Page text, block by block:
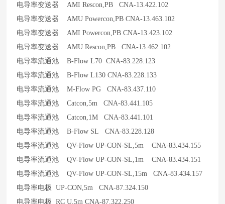
电导率变送器 AMI Rescon,PB CNA-13.422.102
电导率变送器 AMU Powercon,PB CNA-13.463.102
电导率变送器 AMI Powercon,PB CNA-13.423.102
电导率变送器 AMU Rescon,PB CNA-13.462.102
电导率流通池 B-Flow L70 CNA-83.228.123
电导率流通池 B-Flow L130 CNA-83.228.133
电导率流通池 M-Flow PG CNA-83.437.110
电导率流通池 Catcon,5m CNA-83.441.105
电导率流通池 Catcon,1M CNA-83.441.101
电导率流通池 B-Flow SL CNA-83.228.128
电导率流通池 QV-Flow UP-CON-SL,5m CNA-83.434.155
电导率流通池 QV-Flow UP-CON-SL,1m CNA-83.434.151
电导率流通池 QV-Flow UP-CON-SL,15m CNA-83.434.157
电导率电极 UP-CON,5m CNA-87.324.150
电导率电极 RC U,5m CNA-87.322.250